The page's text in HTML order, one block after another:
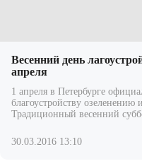
Весенний день
апреля
1 апреля в Петербурге
благоустройству озеленению
Традиционный весенний
30.03.2016 13:10